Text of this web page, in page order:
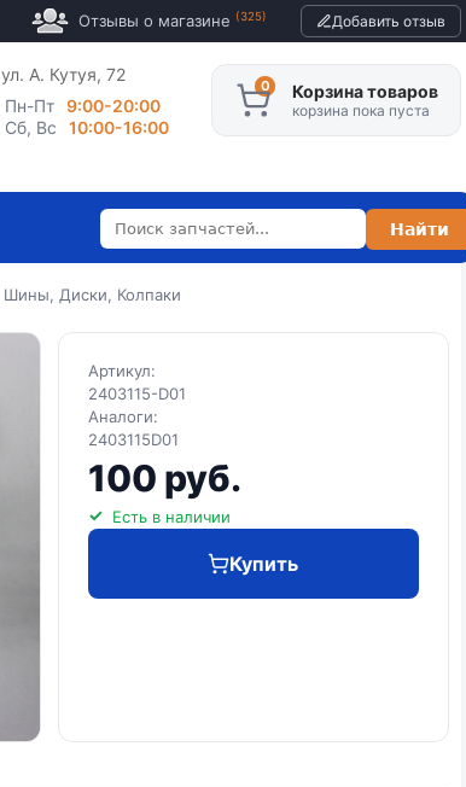
Отзывы о магазине (325) Добавить отзыв
ул. А. Кутуя, 72
Пн-Пт
9:00-20:00
Сб, Вс
10:00-16:00
Корзина товаров
корзина пока пуста
Шины, Диски, Колпаки
Артикул:
2403115-D01
Аналоги:
2403115D01
100 руб.
Есть в наличии
Купить